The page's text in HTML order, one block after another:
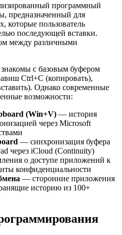
программный
предназначенный для
которые пользователь
последующей вставки.
между различными
с базовым буфером
Ctrl+C (копировать),
Однако современные
возможности:
(Win+V) — история
через Microsoft
— синхронизация буфера
через iCloud (Continuity)
о доступе приложений к
конфиденциальности
— сторонние приложения
историю из 100+